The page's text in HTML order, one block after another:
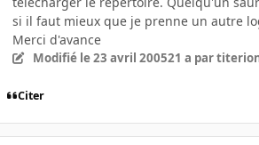
si il faut mieux que je prenne un autre
Merci d'avance
Modifié le 23 avril 200521 a par
Citer